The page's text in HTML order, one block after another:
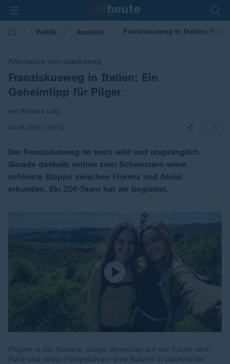
Politik Ausland Franziskusweg in Italien:
Alternative zum Jakobsweg
:Franziskusweg in Italien: Ein
Geheimtipp für Pilger
von Barbara Lueg
24.05.2026 | 19:13
Der Franziskusweg ist noch wild und ursprünglich.
Gerade deshalb wollen zwei Schwestern seine
schönste Etappe zwischen Florenz und Assisi
erkunden. Ein ZDF-Team hat sie begleitet.
Pilgern in der Toskana: Junge Menschen auf der Suche nach
Ruhe und neuen Perspektiven- eine Auszeit in traumhafter